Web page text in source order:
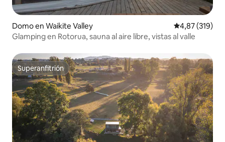
Domo en Waikite Valley Calificación
4,87 (319)
Glamping en Rotorua, sauna al aire libre, vistas al valle
Superanfitrión
Superanfitrión